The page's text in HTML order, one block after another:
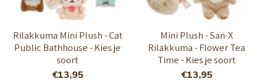
Rilakkuma Mini Plush - Cat
Public Bathhouse - Kies je
soort
€13,95
Mini Plush - San-X
Rilakkuma - Flower Tea
Time - Kies je soort
€13,95